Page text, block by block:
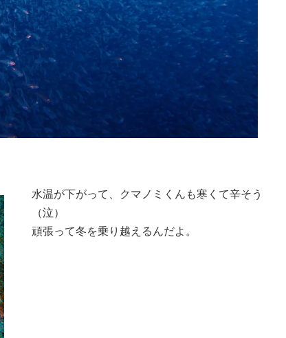
水温が下がって、クマノミくんも寒くて辛そう
（泣）
頑張って冬を乗り越えるんだよ。